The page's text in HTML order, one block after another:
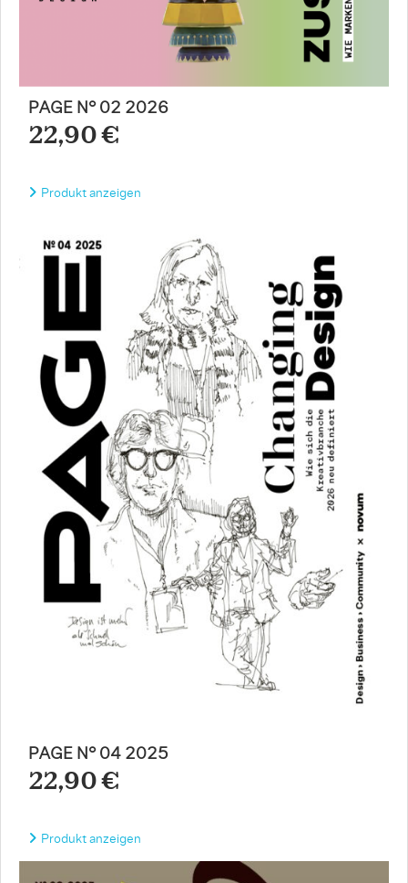
PAGE N° 02 2026
22,90 €
Produkt anzeigen
PAGE N° 04 2025
22,90 €
Produkt anzeigen